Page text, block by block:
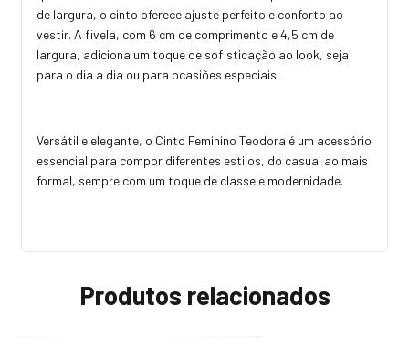
de largura, o cinto oferece ajuste perfeito e conforto ao
vestir. A fivela, com 6 cm de comprimento e 4,5 cm de
largura, adiciona um toque de sofisticação ao look, seja
para o dia a dia ou para ocasiões especiais.
Versátil e elegante, o Cinto Feminino Teodora é um acessório
essencial para compor diferentes estilos, do casual ao mais
formal, sempre com um toque de classe e modernidade.
Produtos relacionados